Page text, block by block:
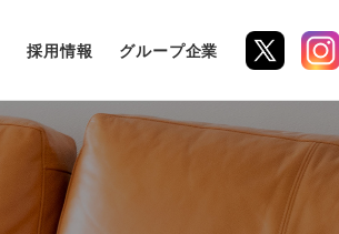
採用情報 グループ企業